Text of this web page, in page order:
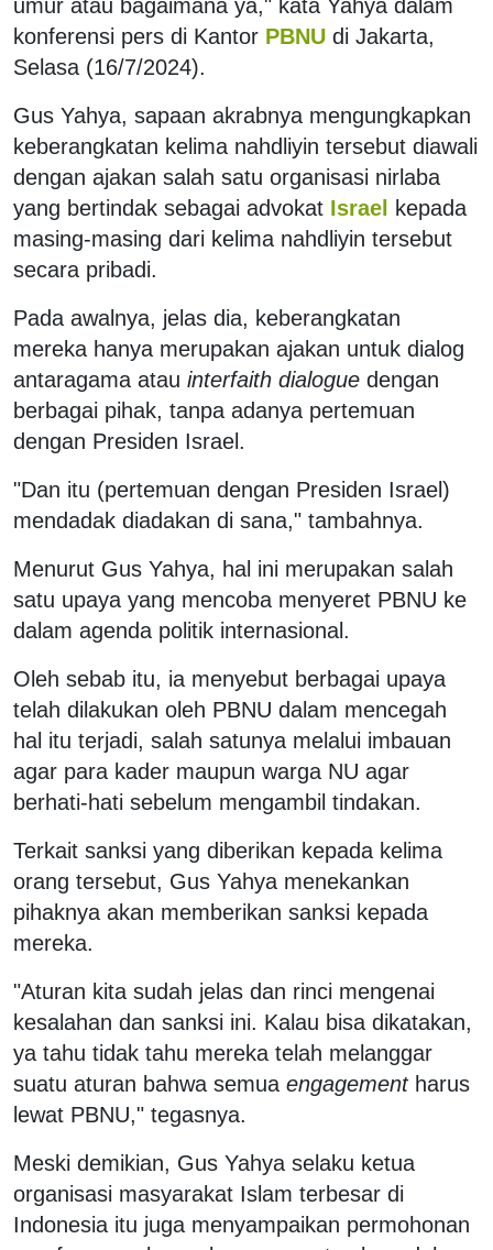
umur atau bagaimana ya," kata Yahya dalam
konferensi pers di Kantor PBNU di Jakarta,
Selasa (16/7/2024).
Gus Yahya, sapaan akrabnya mengungkapkan
keberangkatan kelima nahdliyin tersebut diawali
dengan ajakan salah satu organisasi nirlaba
yang bertindak sebagai advokat Israel
kepada
masing-masing dari kelima nahdliyin tersebut
secara pribadi.
Pada awalnya, jelas dia, keberangkatan
mereka hanya merupakan ajakan untuk dialog
antaragama atau interfaith dialogue dengan
berbagai pihak, tanpa adanya pertemuan
dengan Presiden Israel.
"Dan itu (pertemuan dengan Presiden Israel)
mendadak diadakan di sana," tambahnya.
Menurut Gus Yahya, hal ini merupakan salah
satu upaya yang mencoba menyeret PBNU ke
dalam agenda politik internasional.
Oleh sebab itu, ia menyebut berbagai upaya
telah dilakukan oleh PBNU dalam mencegah
hal itu terjadi, salah satunya melalui imbauan
agar para kader maupun warga NU agar
berhati-hati sebelum mengambil tindakan.
Terkait sanksi yang diberikan kepada kelima
orang tersebut, Gus Yahya menekankan
pihaknya akan memberikan sanksi kepada
mereka.
"Aturan kita sudah jelas dan rinci mengenai
kesalahan dan sanksi ini. Kalau bisa dikatakan,
ya tahu tidak tahu mereka telah melanggar
suatu aturan bahwa semua engagementharus
lewat PBNU," tegasnya.
Meski demikian, Gus Yahya selaku ketua
organisasi masyarakat Islam terbesar di
Indonesia itu juga menyampaikan permohonan